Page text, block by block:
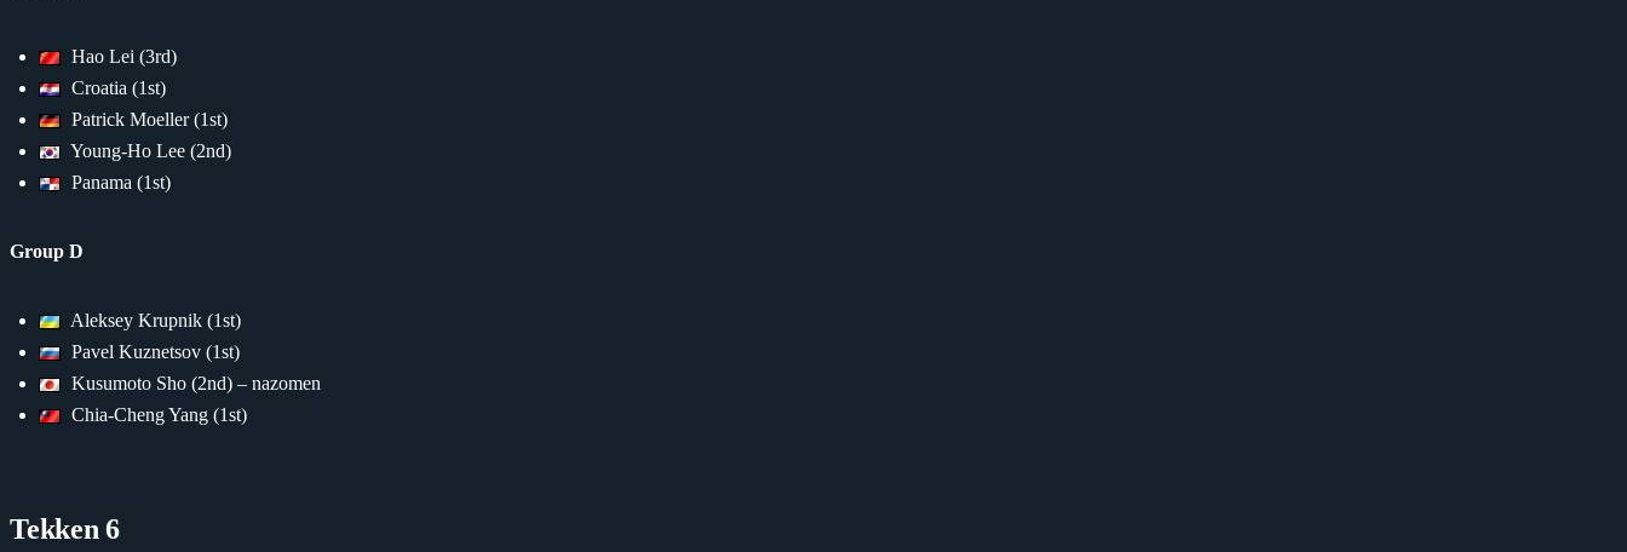
Hao Lei (3rd)
Croatia (1st)
Patrick Moeller (1st)
Young-Ho Lee (2nd)
Panama (1st)
Group D
Aleksey Krupnik (1st)
Pavel Kuznetsov (1st)
Kusumoto Sho (2nd) – nazomen
Chia-Cheng Yang (1st)
Tekken 6